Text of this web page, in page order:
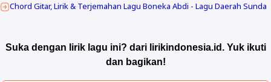
Chord Gitar, Lirik & Terjemahan Lagu Boneka Abdi - Lagu Daerah Sunda
Suka dengan lirik lagu ini? dari lirikindonesia.id. Yuk ikuti
dan bagikan!